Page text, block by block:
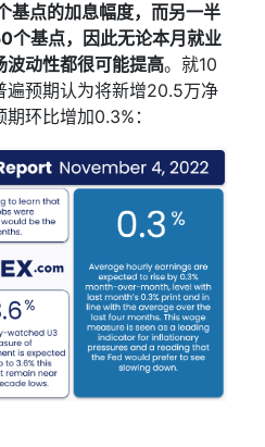
基点的加息幅度，而另一半
个基点，因此无论本月就业
波动性都很可能提高。就10
遍预期认为将新增20.5万净
期环比增加0.3% ：